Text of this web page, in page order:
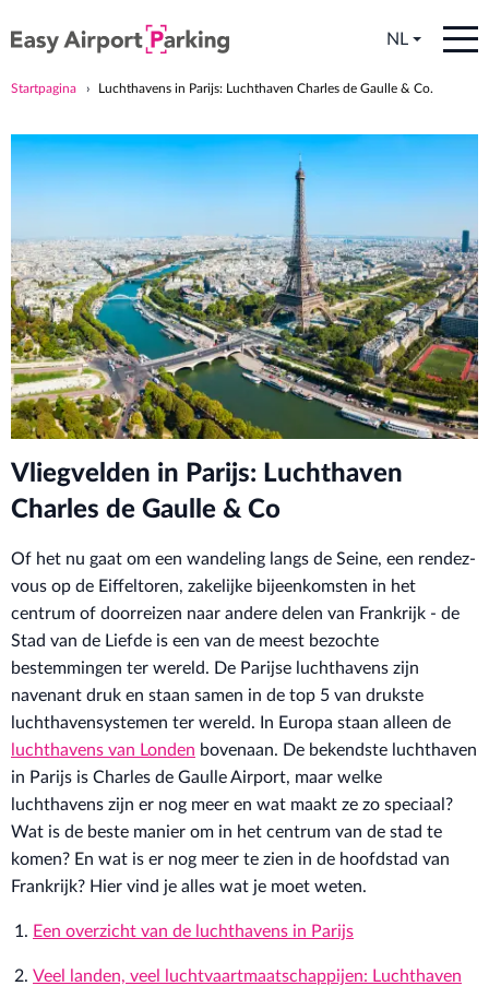
NL
Startpagina Luchthavens in Parijs: Luchthaven Charles de Gaulle & Co.
Vliegvelden in Parijs: Luchthaven
Charles de Gaulle & Co
Of het nu gaat om een wandeling langs de Seine, een rendez-
vous op de Eiffeltoren, zakelijke bijeenkomsten in het
centrum of doorreizen naar andere delen van Frankrijk - de
Stad van de Liefde is een van de meest bezochte
bestemmingen ter wereld. De Parijse luchthavens zijn
navenant druk en staan samen in de top 5 van drukste
luchthavensystemen ter wereld. In Europa staan alleen de
luchthavens van Londen bovenaan. De bekendste luchthaven
in Parijs is Charles de Gaulle Airport, maar welke
luchthavens zijn er nog meer en wat maakt ze zo speciaal?
Wat is de beste manier om in het centrum van de stad te
komen? En wat is er nog meer te zien in de hoofdstad van
Frankrijk? Hier vind je alles wat je moet weten.
Een overzicht van de luchthavens in Parijs
Veel landen, veel luchtvaartmaatschappijen: Luchthaven